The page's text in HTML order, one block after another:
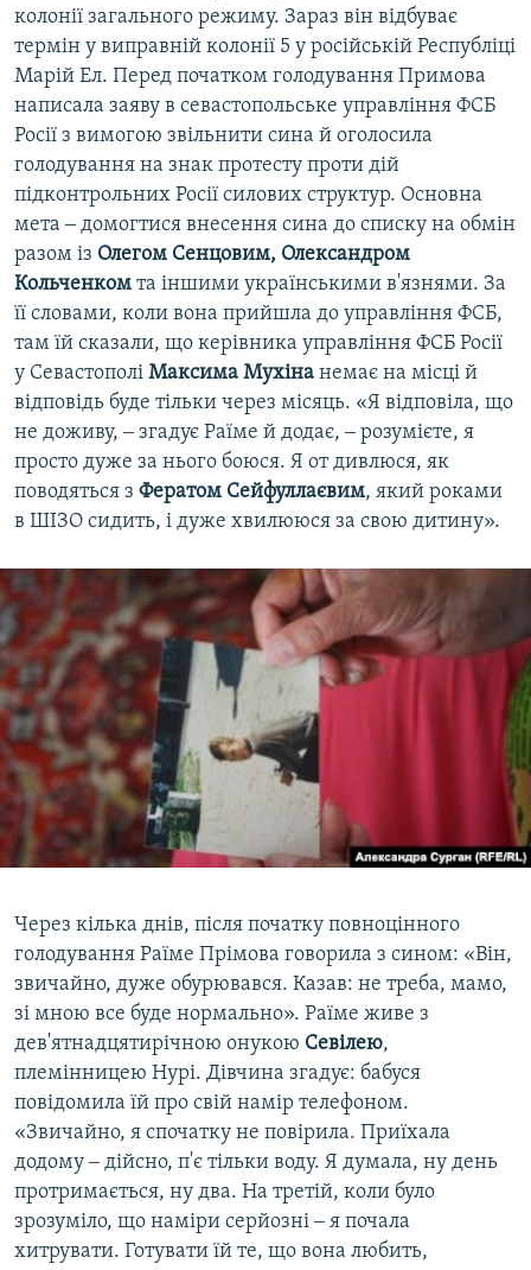
колонії загального режиму. Зараз він відбуває
термін у виправній колонії 5 у російській Республіці
Марій Ел. Перед початком голодування Примова
написала заяву в севастопольське управління ФСБ
Росії з вимогою звільнити сина й оголосила
голодування на знак протесту проти дій
підконтрольних Росії силових структур. Основна
мета ‒ домогтися внесення сина до списку на обмін
разом із Олегом Сенцовим, Олександром
Кольченком та іншими українськими в'язнями. За
її словами, коли вона прийшла до управління ФСБ,
там їй сказали, що керівника управління ФСБ Росії
у Севастополі Максима Мухіна немає на місці й
відповідь буде тільки через місяць. «Я відповіла, що
не доживу, ‒ згадує Раїме й додає, ‒ розумієте, я
просто дуже за нього боюся. Я от дивлюся, як
поводяться з Фератом Сейфуллаєвим, який роками
в ШІЗО сидить, і дуже хвилююся за свою дитину».
Через кілька днів, після початку повноцінного
голодування Раїме Прімова говорила з сином: «Він,
звичайно, дуже обурювався. Казав: не треба, мамо,
зі мною все буде нормально». Раїме живе з
дев'ятнадцятирічною онукою Севілею,
племінницею Нурі. Дівчина згадує: бабуся
повідомила їй про свій намір телефоном.
«Звичайно, я спочатку не повірила. Приїхала
додому ‒ дійсно, п'є тільки воду. Я думала, ну день
протримається, ну два. На третій, коли було
зрозуміло, що наміри серйозні ‒ я почала
хитрувати. Готувати їй те, що вона любить,